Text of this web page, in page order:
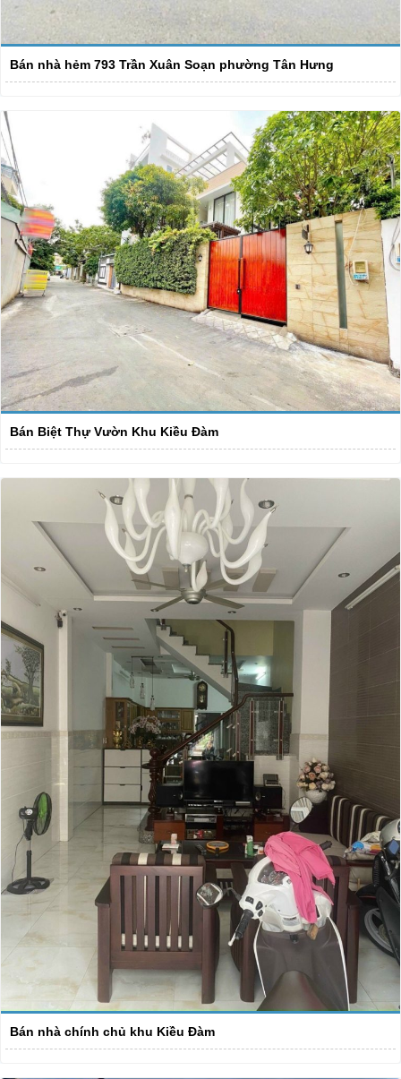
Bán nhà hẻm 793 Trần Xuân Soạn phường Tân Hưng
Bán Biệt Thự Vườn Khu Kiều Đàm
Bán nhà chính chủ khu Kiều Đàm